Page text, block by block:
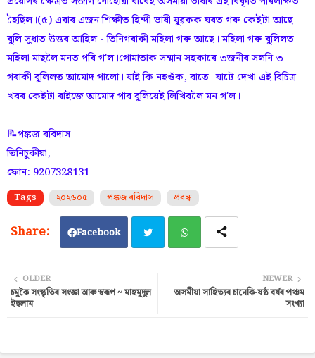
হৈছিল।(৫) এবাৰ এজন শিক্ষীত হিন্দী ভাষী যুৱকক ঘৰত গৰু কেইটা আছে
বুলি সুধাত উত্তৰ আহিল - তিনিগৰাকী মহিলা গৰু আছে। মহিলা গৰু বুলিলত
মহিলা মাছলৈ মনত পৰি গ'ল।গোমাতাক সন্মান সহকাৰে ৩জনীৰ সলনি ৩
গৰাকী বুলিলত আমোদ পালো। যাই কি নহওঁক, বাতে- ঘাটে দেখা এই বিচিত্ৰ
খবৰ কেইটা ৰাইজে আমোদ পাব বুলিয়েই লিখিবলৈ মন গ'ল।
📝পঙ্কজ ৰবিদাস
তিনিচুকীয়া,
ফোন: 9207328131
Tags ২০২৬০৫ ‌‌‌পঙ্কজ ৰবিদাস প্ৰবন্ধ
Facebook
tter ats
NEWER
অসমীয়া সাহিত্যৰ চানেকি-ষষ্ঠ বৰ্ষৰ পঞ্চম
সংখ্যা
OLDER
চমুকৈ সংস্কৃতিৰ সংজ্ঞা আৰু স্বৰূপ ~ মাহমুদুল
ইছলাম